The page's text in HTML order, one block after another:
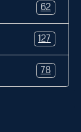
62
127
78